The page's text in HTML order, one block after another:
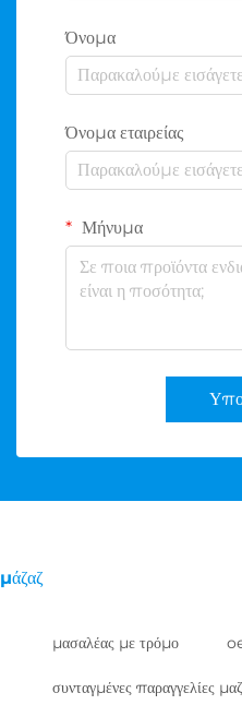
Όνομα
Όνομα εταιρείας
Μήνυμα
μάζαζ
μασαλέας με τρόμο
συνταγμένες παραγγελίες